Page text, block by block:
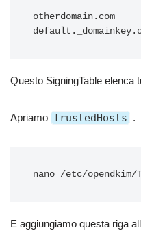
otherdomain.com
Questo SigningTable elenca
Apriamo TrustedHosts .
E aggiungiamo questa riga